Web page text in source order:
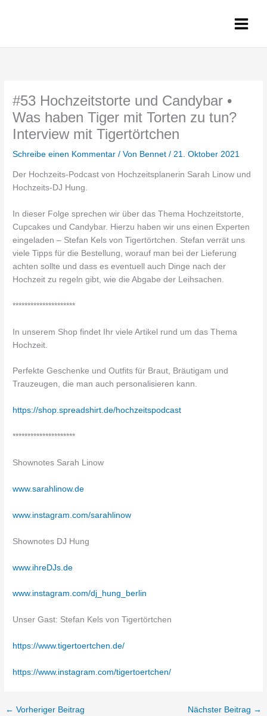
#53 Hochzeitstorte und Candybar •
Was haben Tiger mit Torten zu tun?
Interview mit Tigertörtchen
Schreibe einen Kommentar / Von Bennet/21. Oktober 2021
Der Hochzeits-Podcast von Hochzeitsplanerin Sarah Linow und
Hochzeits-DJ Hung.
In dieser Folge sprechen wir über das Thema Hochzeitstorte,
Cupcakes und Candybar. Hierzu haben wir uns einen Experten
eingeladen – Stefan Kels von Tigertörtchen. Stefan verrät uns
viele Tipps für die Bestellung, worauf man bei der Lieferung
achten sollte und dass es eventuell auch Dinge nach der
Hochzeit zu regeln gibt, wie die Abgabe der Leihsachen.
*********************
In unserem Shop findet Ihr viele Artikel rund um das Thema
Hochzeit.
Perfekte Geschenke und Outfits für Braut, Bräutigam und
Trauzeugen, die man auch personalisieren kann.
https://shop.spreadshirt.de/hochzeitspodcast
*********************
Shownotes Sarah Linow
www.sarahlinow.de
www.instagram.com/sarahlinow
Shownotes DJ Hung
www.ihreDJs.de
www.instagram.com/dj_hung_berlin
Unser Gast: Stefan Kels von Tigertörtchen
https://www.tigertoertchen.de/
https://www.instagram.com/tigertoertchen/
← Vorheriger Beitrag Nächster Beitrag →